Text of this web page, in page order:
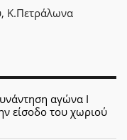
Κ.Πετράλωνα
αγώνα Ι
είσοδο του χωριού